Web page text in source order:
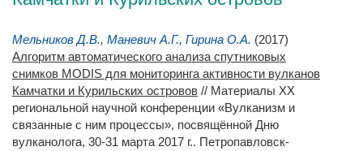
Мельников Д.В., Маневич А.Г., Гирина О.А. (2017)
Алгоритм автоматического анализа спутниковых
снимков MODIS для мониторинга активности вулканов
Камчатки и Курильских островов // Материалы XX
региональной научной конференции «Вулканизм и
связанные с ним процессы», посвящённой Дню
вулканолога, 30-31 марта 2017 г.. Петропавловск-